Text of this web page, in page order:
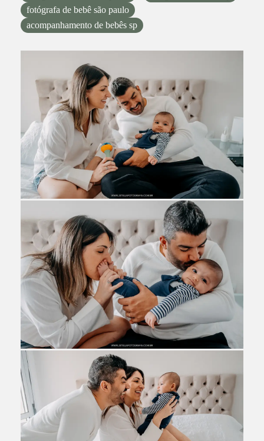
fotógrafa de bebê são paulo
acompanhamento de bebês sp